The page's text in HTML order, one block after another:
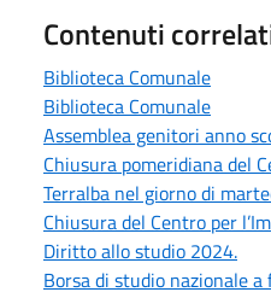
Contenuti
Biblioteca Comunale
Biblioteca Comunale
Assemblea genitori anno
Chiusura pomeridiana del
Terralba nel giorno di
Chiusura del Centro per
Diritto allo studio 2024.
Borsa di studio nazionale